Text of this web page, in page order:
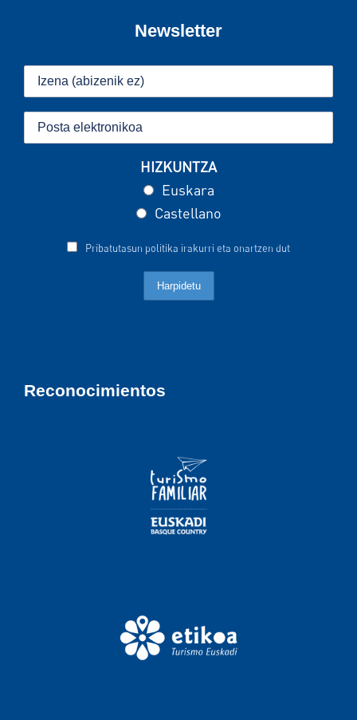
Newsletter
HIZKUNTZA
Euskara
Castellano
Pribatutasun politika irakurri eta onartzen dut
Reconocimientos